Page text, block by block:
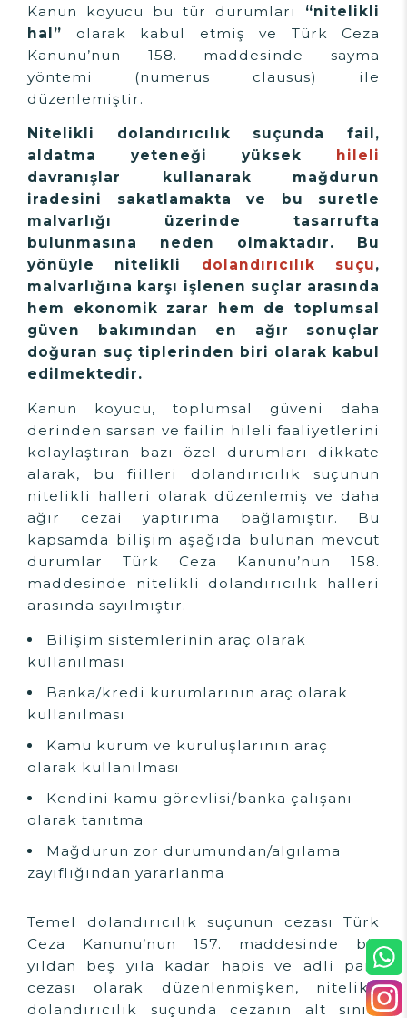
Kanun koyucu bu tür durumları “nitelikli
hal” olarak kabul etmiş ve Türk Ceza
Kanunu’nun 158. maddesinde sayma
yöntemi (numerus clausus) ile
düzenlemiştir.
Nitelikli dolandırıcılık suçunda fail,
aldatma yeteneği yüksek
hileli
davranışlar kullanarak mağdurun
iradesini sakatlamakta ve bu suretle
malvarlığı üzerinde tasarrufta
bulunmasına neden olmaktadır. Bu
yönüyle nitelikli dolandırıcılık suçu,
malvarlığına karşı işlenen suçlar arasında
hem ekonomik zarar hem de toplumsal
güven bakımından en ağır sonuçlar
doğuran suç tiplerinden biri olarak kabul
edilmektedir.
Kanun koyucu, toplumsal güveni daha
derinden sarsan ve failin hileli faaliyetlerini
kolaylaştıran bazı özel durumları dikkate
alarak, bu fiilleri dolandırıcılık suçunun
nitelikli halleri olarak düzenlemiş ve daha
ağır cezai yaptırıma bağlamıştır. Bu
kapsamda bilişim aşağıda bulunan mevcut
durumlar Türk Ceza Kanunu’nun 158.
maddesinde nitelikli dolandırıcılık halleri
arasında sayılmıştır.
Bilişim sistemlerinin araç olarak
kullanılması
Banka/kredi kurumlarının araç olarak
kullanılması
Kamu kurum ve kuruluşlarının araç
olarak kullanılması
Kendini kamu görevlisi/banka çalışanı
olarak tanıtma
Mağdurun zor durumundan/algılama
zayıflığından yararlanma
Temel dolandırıcılık suçunun cezası Türk
Ceza Kanunu’nun 157. maddesinde bir
yıldan beş yıla kadar hapis ve adli para
cezası olarak düzenlenmişken, nitelikli
dolandırıcılık suçunda cezanın alt sınırı